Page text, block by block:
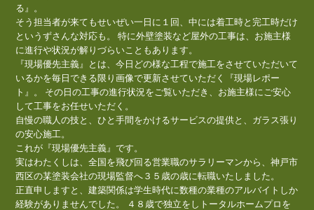
る』。
そう担当者が来てもせいぜい一日に１回、中には着工時と完工時だけ
というずさんな対応も。 特に外壁塗装など屋外の工事は、お施主様
に進行や状況が解りづらいこともあります。
『現場優先主義』とは、今日どの様な工程で施工をさせていただいて
いるかを毎日できる限り画像で更新させていただく『現場レポー
ト』。 その日の工事の進行状況をご覧いただき、お施主様にご安心
して工事をお任せいただく。
自慢の職人の技と、ひと手間をかけるサービスの提供と、ガラス張り
の安心施工。
これが『現場優先主義』です。
実はわたくしは、全国を飛び回る営業職のサラリーマンから、神戸市
西区の某塗装会社の現場監督へ３５歳の歳に転職いたしました。
正直申しますと、建築関係は学生時代に数種の業種のアルバイトしか
経験がありませんでした。 ４８歳で独立をしトータルホームプロを